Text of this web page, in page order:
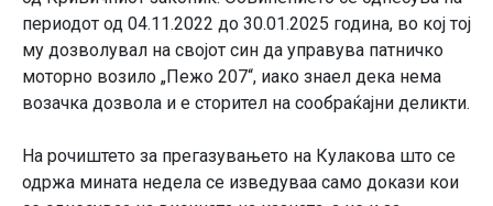
периодот од 04.11.2022 до 30.01.2025 година, во кој тој
му дозволувал на својот син да управува патничко
моторно возило „Пежо 207“, иако знаел дека нема
возачка дозвола и е сторител на сообраќајни деликти.
На рочиштето за прегазувањето на Кулакова што се
одржа мината недела се изведуваа само докази кои